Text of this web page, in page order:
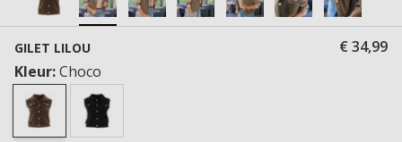
GILET LILOU
€ 34,99
Kleur:Choco